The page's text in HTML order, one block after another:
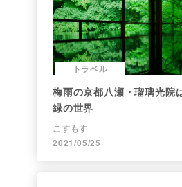
トラベル
梅雨の京都八瀬・瑠璃光院
緑の世界
こすもす
2021/05/25